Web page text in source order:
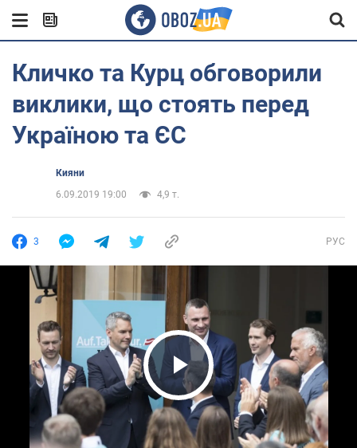
Кличко та Курц обговорили
виклики, що стоять перед
Україною та ЄС
Кияни
6.09.2019 19:00
4,9 т.
3 РУС
Play Video